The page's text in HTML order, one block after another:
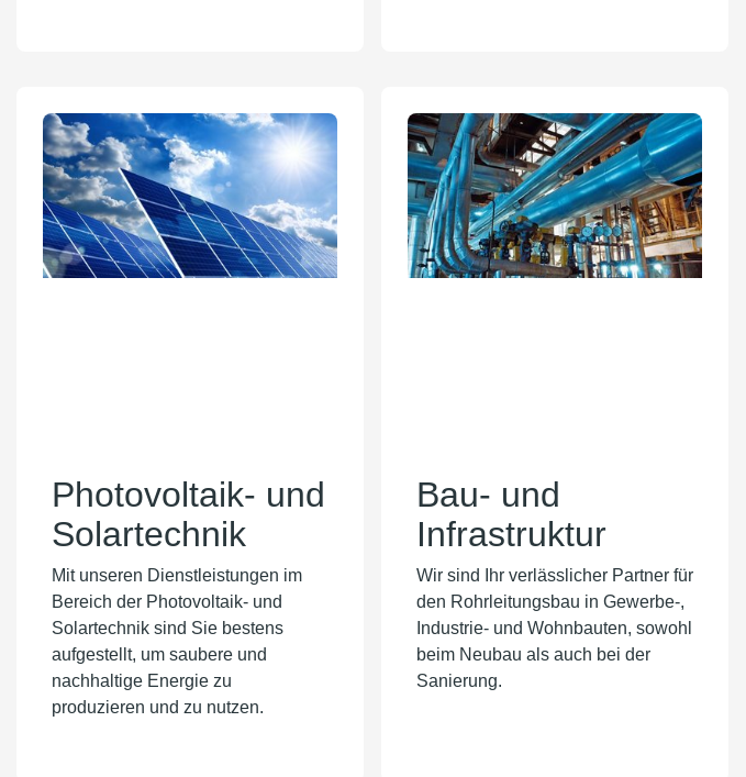
Photovoltaik- und
Solartechnik
Mit unseren Dienstleistungen im
Bereich der Photovoltaik- und
Solartechnik sind Sie bestens
aufgestellt, um saubere und
nachhaltige Energie zu
produzieren und zu nutzen.
Bau- und
Infrastruktur
Wir sind Ihr verlässlicher Partner für
den Rohrleitungsbau in Gewerbe-,
Industrie- und Wohnbauten, sowohl
beim Neubau als auch bei der
Sanierung.